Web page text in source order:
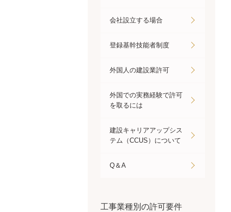
会社設立する場合
登録基幹技能者制度
外国人の建設業許可
外国での実務経験で許可
を取るには
建設キャリアアップシス
テム（CCUS）について
Q＆A
工事業種別の許可要件